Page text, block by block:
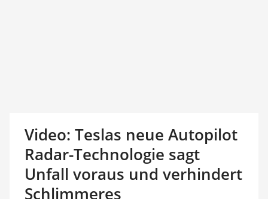
Video: Teslas neue Autopilot
Radar-Technologie sagt
Unfall voraus und verhindert
Schlimmeres